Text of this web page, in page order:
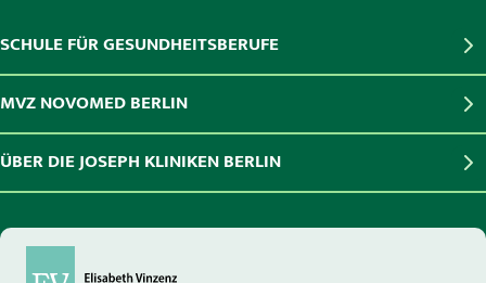
SCHULE FÜR GESUNDHEITSBERUFE
MVZ NOVOMED BERLIN
ÜBER DIE JOSEPH KLINIKEN BERLIN